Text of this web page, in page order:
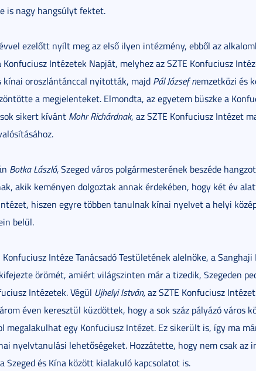
is nagy hangsúlyt fektet.
ezelőtt nyílt meg az első ilyen intézmény, ebből az
Intézetek Napját, melyhez az SZTE Konfuciusz
kínai oroszlántánccal nyitották, majd Pál József nemzetközi és
a megjelenteket. Elmondta, az egyetem büszke a
sikert kívánt Mohr Richárdnak, az SZTE Konfuciusz Intézet
Botka László,Szeged város polgármesterének beszéde
akik keményen dolgoztak annak érdekében, hogy két év
hiszen egyre többen tanulnak kínai nyelvet a helyi
belül.
Konfuciusz Intéze Tanácsadó Testületének alelnöke, a
örömét, amiért világszinten már a tizedik, Szegeden
Intézetek. Végül Ujhelyi István,az SZTE Konfuciusz
éven keresztül küzdöttek, hogy a sok száz pályázó város
megalakulhat egy Konfuciusz Intézet. Ez sikerült is, így ma
nyelvtanulási lehetőségeket. Hozzátette, hogy nem csak az
Szeged és Kína között kialakuló kapcsolatot is.